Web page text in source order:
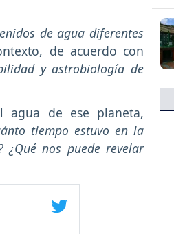
de agua diferentes
de acuerdo con
y astrobiología de
agua de ese planeta,
tiempo estuvo en la
nos puede revelar